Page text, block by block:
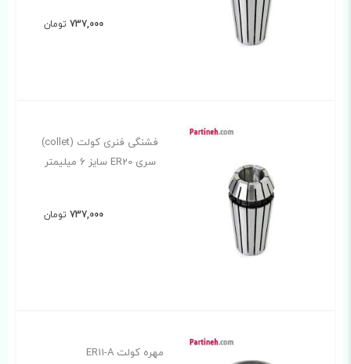
737,000 تومان
فشنگی فنری کولت (collet)
سری ER20 سایز 6 میلیمتر
737,000 تومان
مهره کولت ER11-A